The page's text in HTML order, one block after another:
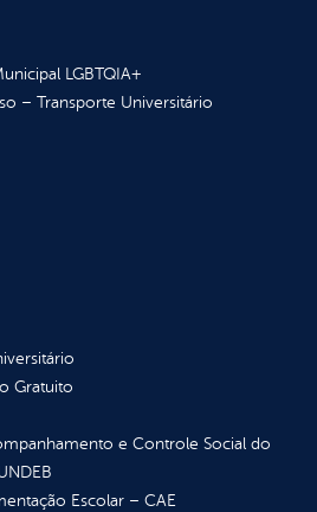
LGBTQIA+
– Transporte Universitário
Gratuito
e Controle Social do
Escolar – CAE